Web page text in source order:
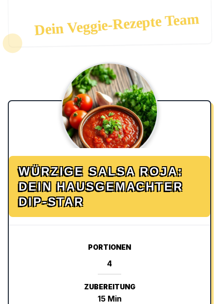
Dein Veggie-Rezepte Team
WÜRZIGE SALSA ROJA:
DEIN HAUSGEMACHTER
DIP-STAR
PORTIONEN
ZUBEREITUNG
15Min